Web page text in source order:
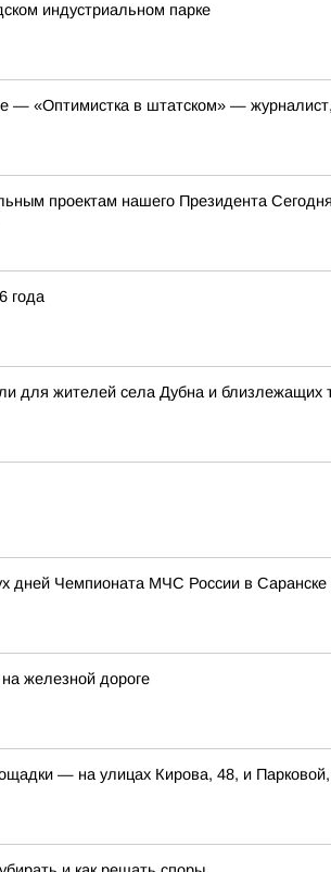
индустриальном парке
«Оптимистка в штатском» —
проектам нашего Президента
года
для жителей села Дубна и близлежащих
дней Чемпионата МЧС России в Саранске
железной дороге
— на улицах Кирова, 48, и